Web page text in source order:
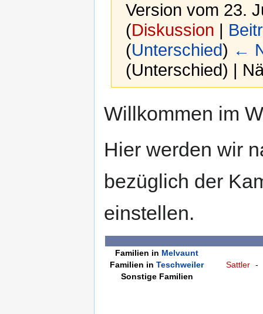
Version vom 23.
(Diskussion |
(Unterschied) ←
(Unterschied) |
Navigation
Suche
Willkommen im
Hier werden wir
bezüglich der
einstellen.
Familien in Melvaunt
Familien in Teschweiler Sattler -
Sonstige Familien